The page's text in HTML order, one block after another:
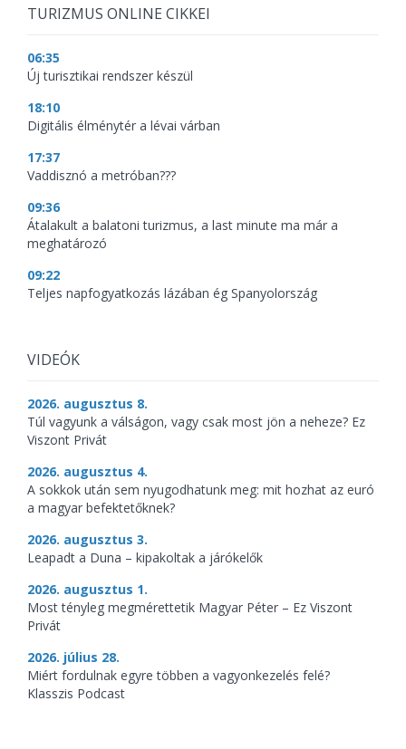
TURIZMUS ONLINE CIKKEI
06:35
Új turisztikai rendszer készül
18:10
Digitális élménytér a lévai várban
17:37
Vaddisznó a metróban???
09:36
Átalakult a balatoni turizmus, a last minute ma már a
meghatározó
09:22
Teljes napfogyatkozás lázában ég Spanyolország
VIDEÓK
2026. augusztus 8.
Túl vagyunk a válságon, vagy csak most jön a neheze? Ez
Viszont Privát
2026. augusztus 4.
A sokkok után sem nyugodhatunk meg: mit hozhat az euró
a magyar befektetőknek?
2026. augusztus 3.
Leapadt a Duna – kipakoltak a járókelők
2026. augusztus 1.
Most tényleg megmérettetik Magyar Péter – Ez Viszont
Privát
2026. július 28.
Miért fordulnak egyre többen a vagyonkezelés felé?
Klasszis Podcast